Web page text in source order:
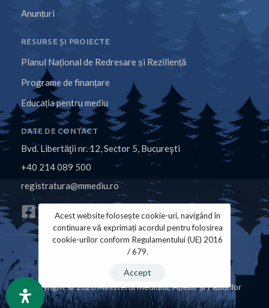
Anunțuri
RESURSE ȘI PROIECTE
Planul Național de Redresare și Reziliență
Programe de finanțare
Educația pentru mediu
DATE DE CONTACT
Bvd. Libertăţii nr. 12, Sector 5, Bucureşti
+40 214 089 500
registratura@mmediu.ro
Copyright © 2026 Ministerul Mediului, Apelor și Pădurilor
Acest website folosește cookie-uri, navigând în
continuare vă exprimați acordul pentru folosirea
cookie-urilor conform Regulamentului (UE) 2016
/ 679.
Accept